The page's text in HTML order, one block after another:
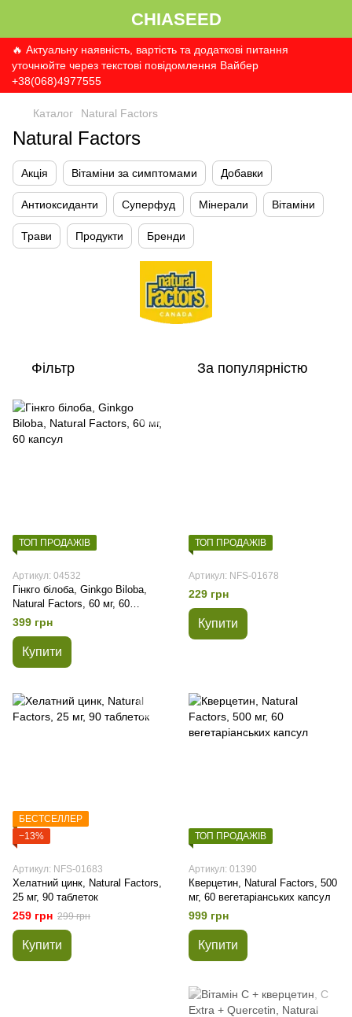
CHIASEED
🔥 Актуальну наявність, вартість та додаткові питання
уточнюйте через текстові повідомлення Вайбер
+38(068)4977555
Каталог Natural Factors
Natural Factors
Акція Вітаміни за симптомами Добавки
Антиоксиданти Суперфуд Мінерали Вітаміни
Трави Продукти Бренди
Фільтр За популярністю
ТОП ПРОДАЖІВ
Артикул: 04532
Гінкго білоба, Ginkgo Biloba,
Natural Factors, 60 мг, 60
капсул
399 грн
Купити
ТОП ПРОДАЖІВ
Артикул: NFS-01678
229 грн
Купити
БЕСТСЕЛЛЕР
−13%
Артикул: NFS-01683
Хелатний цинк, Natural Factors,
25 мг, 90 таблеток
259 грн 299 грн
Купити
ТОП ПРОДАЖІВ
Артикул: 01390
Кверцетин, Natural Factors, 500
мг, 60 вегетаріанських капсул
999 грн
Купити